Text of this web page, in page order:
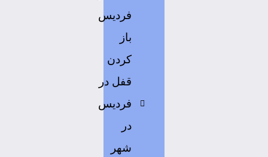
فردیس
باز
کردن
قفل در
فردیس
در
شهر